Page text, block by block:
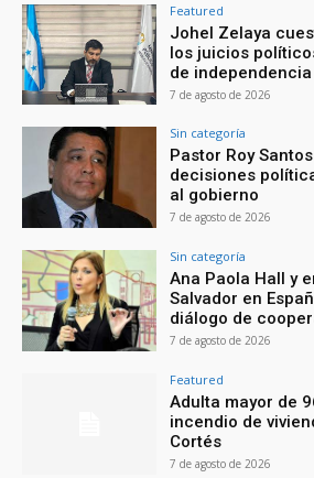
Featured
Johel Zelaya
los juicios
de
7 de agosto de 2026
Sin categoría
Pastor Roy
decisiones
al gobierno
7 de agosto de 2026
Sin categoría
Ana Paola Hall y
Salvador en
diálogo de
7 de agosto de 2026
Featured
Adulta mayor de
incendio de
Cortés
7 de agosto de 2026